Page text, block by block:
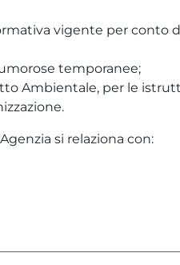
vigente per conto
temporanee;
Ambientale, per le
si relaziona con: